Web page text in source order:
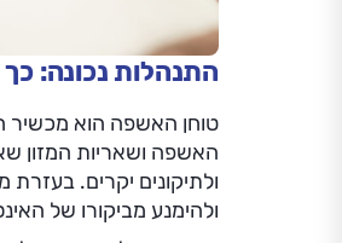
התנהלות נכונה:
טוחן האשפה הוא מכשיר
האשפה ושאריות המזון
ולתיקונים יקרים.
ולהימנע מביקורו של